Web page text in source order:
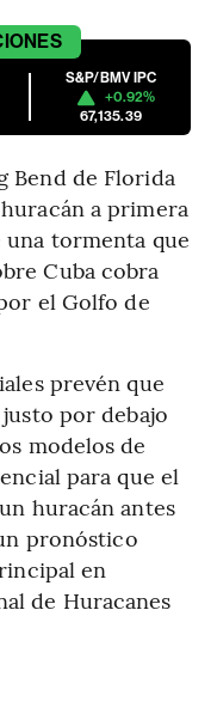
S&P/BMV IPC
+0.92%
67,135.39
Bend de Florida
a primera
una tormenta que
Cuba cobra
el Golfo de
prevén que
por debajo
modelos de
para que el
huracán antes
pronóstico
en
de Huracanes